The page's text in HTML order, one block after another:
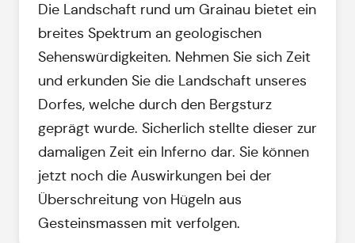
Die Landschaft rund um Grainau bietet ein
breites Spektrum an geologischen
Sehenswürdigkeiten. Nehmen Sie sich Zeit
und erkunden Sie die Landschaft unseres
Dorfes, welche durch den Bergsturz
geprägt wurde. Sicherlich stellte dieser zur
damaligen Zeit ein Inferno dar. Sie können
jetzt noch die Auswirkungen bei der
Überschreitung von Hügeln aus
Gesteinsmassen mit verfolgen.